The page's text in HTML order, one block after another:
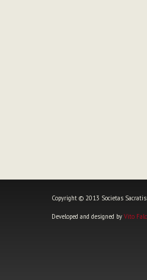
Copyright © 2013 Societas
Developed and designed by Vito